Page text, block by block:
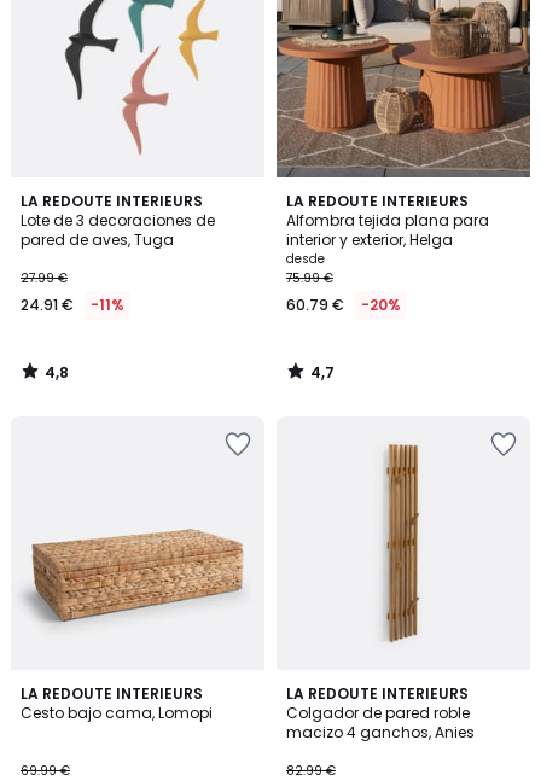
LA REDOUTE INTERIEURS
Lote de 3 decoraciones de
pared de aves, Tuga
27.99 €
24.91 € -11%
4,8
/ 5
4,8
/
LA REDOUTE INTERIEURS
Alfombra tejida plana para
interior y exterior, Helga
desde
75.99 €
60.79 € -20%
4,7
/ 5
4,7
/
LA REDOUTE INTERIEURS
Cesto bajo cama, Lomopi
69.99 €
4,9
/ 5
LA REDOUTE INTERIEURS
Colgador de pared roble
macizo 4 ganchos, Anies
82.99 €
4,3
/ 5